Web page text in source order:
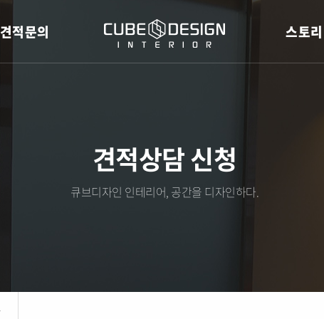
견적문의 스토리
견적상담 신청
큐브디자인 인테리어, 공간을 디자인하다.